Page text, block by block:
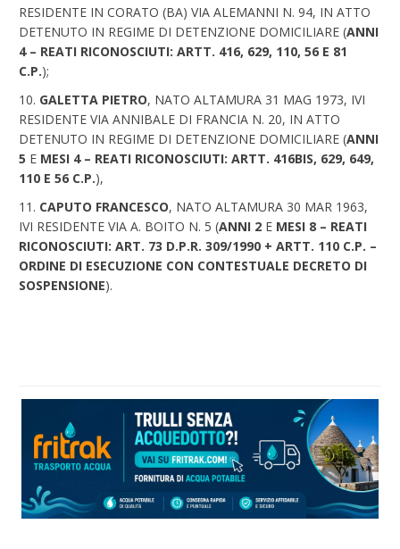
RESIDENTE IN CORATO (BA) VIA ALEMANNI N. 94, IN ATTO
DETENUTO IN REGIME DI DETENZIONE DOMICILIARE (ANNI
4 – REATI RICONOSCIUTI: ARTT. 416, 629, 110, 56 E 81
C.P.);
GALETTA PIETRO, NATO ALTAMURA 31 MAG 1973, IVI
RESIDENTE VIA ANNIBALE DI FRANCIA N. 20, IN ATTO
DETENUTO IN REGIME DI DETENZIONE DOMICILIARE (ANNI
5 E MESI 4 – REATI RICONOSCIUTI: ARTT. 416BIS, 629, 649,
110 E 56 C.P.),
CAPUTO FRANCESCO, NATO ALTAMURA 30 MAR 1963,
IVI RESIDENTE VIA A. BOITO N. 5 (ANNI 2 E MESI 8 – REATI
RICONOSCIUTI: ART. 73 D.P.R. 309/1990 + ARTT. 110 C.P. –
ORDINE DI ESECUZIONE CON CONTESTUALE DECRETO DI
SOSPENSIONE).